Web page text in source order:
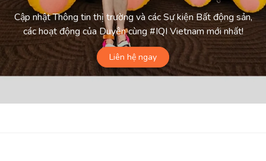
Cập nhật Thông tin thị trường và các Sự kiện Bất động sản,
các hoạt động của Duyên cùng #IQI Vietnam mới nhất!
Liên hệ ngay